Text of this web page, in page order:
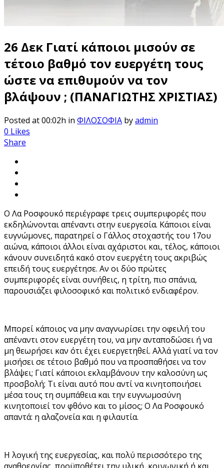
26 Δεκ Γιατί κάποιοι μισούν σε
τέτοιο βαθμό τον ευεργέτη τους
ώστε να επιθυμούν να τον
βλάψουν ; (ΠΑΝΑΓΙΩΤΗΣ ΧΡΙΣΤΙΑΣ)
Posted at 00:02h in ΦΙΛΟΣΟΦΙΑ byadmin
0 Likes
Share
Ο Λα Ροσφουκό περιέγραφε τρεις συμπεριφορές που
εκδηλώνονται απέναντι στην ευεργεσία. Κάποιοι είναι
ευγνώμονες, παρατηρεί ο Γάλλος στοχαστής του 17ου
αιώνα, κάποιοι άλλοι είναι αχάριστοι και, τέλος, κάποιοι
κάνουν συνειδητά κακό στον ευεργέτη τους ακριβώς
επειδή τους ευεργέτησε. Αν οι δύο πρώτες
συμπεριφορές είναι συνήθεις, η τρίτη, πιο σπάνια,
παρουσιάζει φιλοσοφικό και πολιτικό ενδιαφέρον.
Μπορεί κάποιος να μην αναγνωρίσει την οφειλή του
απέναντι στον ευεργέτη του, να μην ανταποδώσει ή να
μη θεωρήσει καν ότι έχει ευεργετηθεί. Αλλά γιατί να τον
μισήσει σε τέτοιο βαθμό που να προσπαθήσει να τον
βλάψει; Γιατί κάποιοι εκλαμβάνουν την καλοσύνη ως
προσβολή; Τι είναι αυτό που αντί να κινητοποιήσει
μέσα τους τη συμπάθεια και την ευγνωμοσύνη
κινητοποιεί τον φθόνο και το μίσος; Ο Λα Ροσφουκό
απαντά: η αλαζονεία και η φιλαυτία.
Η λογική της ευεργεσίας, και πολύ περισσότερο της